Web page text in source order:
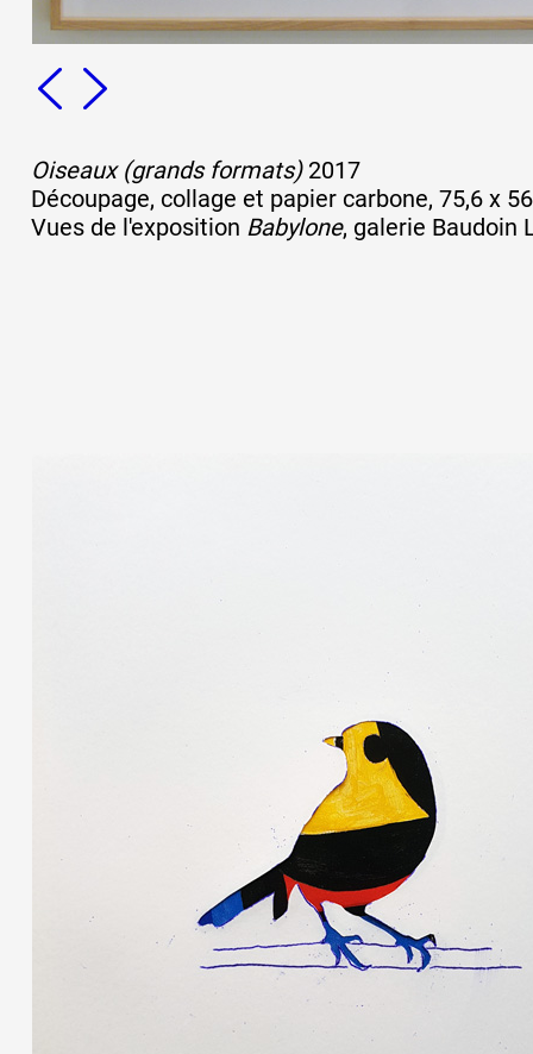
Artistes
De A à Z
Contact
Oiseaux (grands formats)2017
Découpage, collage et papier carbone, 75,6 x
Vues de l'exposition Babylone, galerie Baudoin